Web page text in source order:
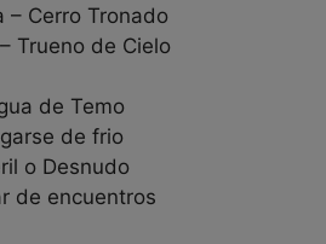
– Cerro Tronado
Trueno de Cielo
de Temo
de frio
o Desnudo
de encuentros